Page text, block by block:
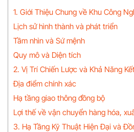
1. Giới Thiệu Chung về Khu Công
Lịch sử hình thành và phát triển
Tầm nhìn và Sứ mệnh
Quy mô và Diện tích
2. Vị Trí Chiến Lược và Khả Năng
Địa điểm chính xác
Hạ tầng giao thông đồng bộ
Lợi thế về vận chuyển hàng hóa,
3. Hạ Tầng Kỹ Thuật Hiện Đại và